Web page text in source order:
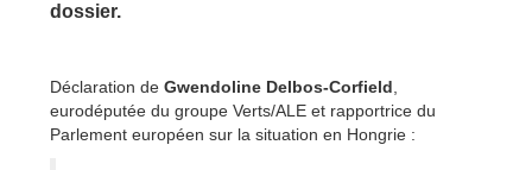
dossier.
Déclaration de Gwendoline Delbos-Corfield
eurodéputée du groupe Verts/ALE et rapportrice du
Parlement européen sur la situation en Hongrie :